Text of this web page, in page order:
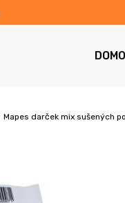
Mapes darček mix sušených